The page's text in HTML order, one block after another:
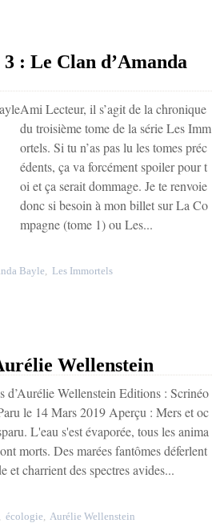
: Le Clan d’Amanda
Ami Lecteur, il s’agit de la chronique
du troisième tome de la série Les Imm
ortels. Si tu n’as pas lu les tomes préc
édents, ça va forcément spoiler pour t
oi et ça serait dommage. Je te renvoie
donc si besoin à mon billet sur La Co
mpagne (tome 1) ou Les...
Bayle, Les Immortels
Wellenstein
d’Aurélie Wellenstein Editions : Scrinéo
le 14 Mars 2019 Aperçu : Mers et oc
L'eau s'est évaporée, tous les anima
morts. Des marées fantômes déferlent
et charrient des spectres avides...
écologie, Aurélie Wellenstein